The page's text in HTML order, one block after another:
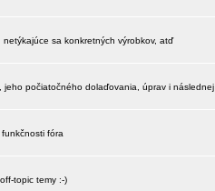
sa konkretných výrobkov, atď
jeho počiatočného dolaďovania, úprav i
fóra
topic temy :-)